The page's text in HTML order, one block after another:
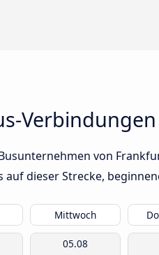
von
dieser Strecke,
Mittwoch
05.08